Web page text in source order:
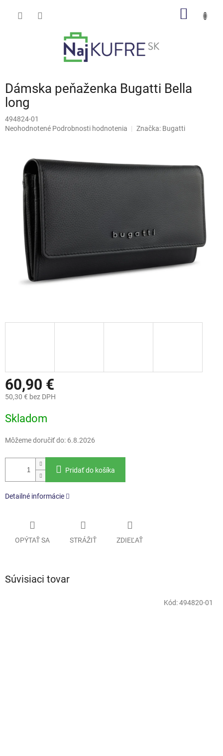
Dámska peňaženka Bugatti Bella
long
494824-01
Priemerné
hviezdičiek.
Neohodnotené Podrobnosti hodnotenia Značka: Bugatti
60,90 €
50,30 € bez DPH
cena:
Skladom
Môžeme doručiť do: 6.8.2026
Pridať do košíka
Detailné informácie
OPÝTAŤ SA STRÁŽIŤ ZDIEĽAŤ
Súvisiaci tovar
Kód:494820-01